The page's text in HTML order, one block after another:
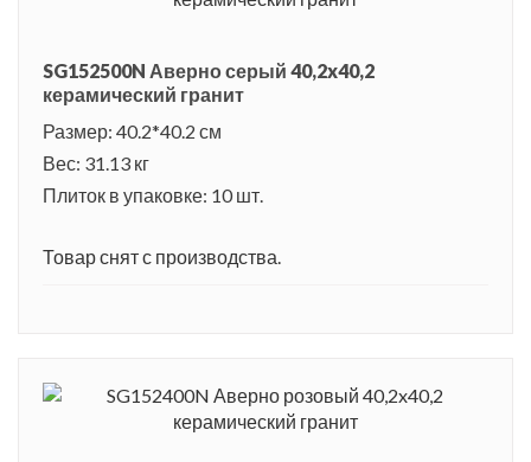
SG152500N Аверно серый 40,2x40,2
керамический гранит
Размер: 40.2*40.2 см
Вес: 31.13 кг
Плиток в упаковке: 10 шт.
Товар снят с производства.